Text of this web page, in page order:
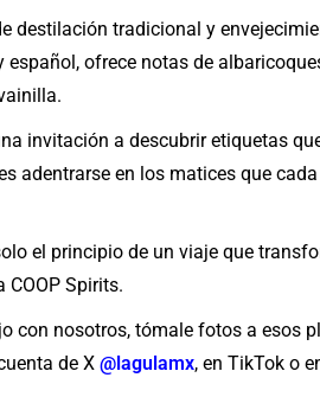
destilación tradicional y
ofrece notas de
invitación a descubrir etiquetas
adentrarse en los matices que
el principio de un viaje que
COOP Spirits.
con nosotros, tómale fotos a esos
de X @lagulamx, en TikTok o